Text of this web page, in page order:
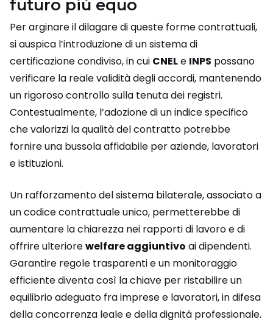
futuro più equo
Per arginare il dilagare di queste forme contrattuali,
si auspica l’introduzione di un sistema di
certificazione condiviso, in cui CNELe INPS possano
verificare la reale validità degli accordi, mantenendo
un rigoroso controllo sulla tenuta dei registri.
Contestualmente, l’adozione di un indice specifico
che valorizzi la qualità del contratto potrebbe
fornire una bussola affidabile per aziende, lavoratori
e istituzioni.
Un rafforzamento del sistema bilaterale, associato a
un codice contrattuale unico, permetterebbe di
aumentare la chiarezza nei rapporti di lavoro e di
offrire ulteriorewelfare aggiuntivo ai dipendenti.
Garantire regole trasparenti e un monitoraggio
efficiente diventa così la chiave per ristabilire un
equilibrio adeguato fra imprese e lavoratori, in difesa
della concorrenza leale e della dignità professionale.